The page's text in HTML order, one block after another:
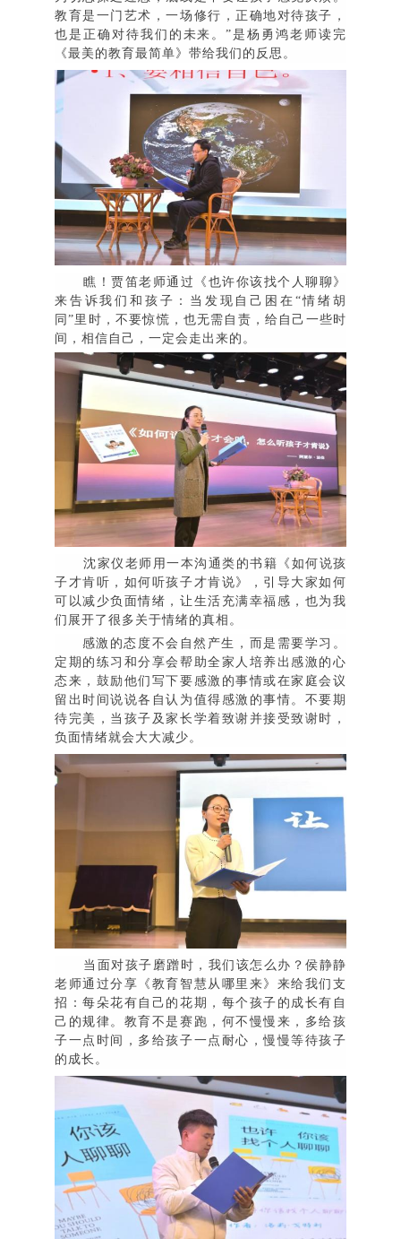
教育是一门艺术，一场修行，正确地对待孩子，
也是正确对待我们的未来。”是杨勇鸿老师读完
《最美的教育最简单》带给我们的反思。
瞧！贾笛老师通过《也许你该找个人聊聊》
来告诉我们和孩子： 当发现自己困在 “情绪胡
同”里时，不要惊慌，也无需自责，给自己一些时
间，相信自己，一定会走出 来的。
沈家仪老师用一本沟通类的书籍《如何说孩
子才肯听，如何听孩子才肯说》，引导大家如何
可以减少负面情绪，让生活充满幸福感，也为我
们展开了很多关于情绪的真相。
感激的态度不会自然产生，而是需要学习。
定期的练习和分享会帮助全家人培养出感激的心
态来，鼓励他们写下要感激的事情或在家庭会议
留出时间说说各自认为值得感激的事情。不要期
待完美，当孩子及家长学着致谢并接受致谢时，
负面情绪就会大大减少。
当面对孩子磨蹭时，我们该怎么办？侯静静
老师通过分享《教育智慧从哪里来》来给我们支
招：每朵花有自己的花期，每个孩子的成长有自
己的规律。教育不是赛跑，何不慢慢来，多给孩
子一点时间，多给孩子一点耐心，慢慢等待孩子
的成长。